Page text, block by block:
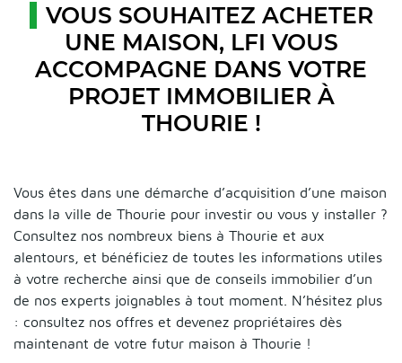
VOUS SOUHAITEZ ACHETER
UNE MAISON, LFI VOUS
ACCOMPAGNE DANS VOTRE
PROJET IMMOBILIER À
THOURIE !
Vous êtes dans une démarche d’acquisition d’une maison
dans la ville de Thourie pour investir ou vous y installer ?
Consultez nos nombreux biens à Thourie et aux
alentours, et bénéficiez de toutes les informations utiles
à votre recherche ainsi que de conseils immobilier d’un
de nos experts joignables à tout moment. N’hésitez plus
: consultez nos offres et devenez propriétaires dès
maintenant de votre futur maison à Thourie !